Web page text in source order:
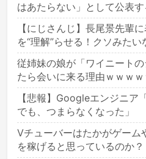
はあたらない」として公表
【にじさんじ】長尾景先輩
を“理解”らせる！クソみた
従姉妹の娘が「ワイニート
たら会いに来る理由ｗｗｗｗ
【悲報】Googleエンジニア
でも、つまらなくなった」
Vチューバーはたかがゲーム
を稼げると思っているのか？